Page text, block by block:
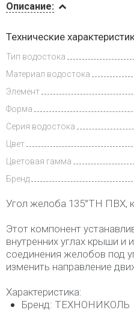
Доставка
Описание:
Технические
Тип водостока
Материал водостока
Элемент
Форма
Серия водостока
Цвет
Цветовая гамма
Бренд
Угол желоба 135°ТН ПВХ,
Этот компонент
внутренних углах крыши и
соединения желобов под
изменить направление
Характеристика:
Бренд: ТЕХНОНИКОЛЬ